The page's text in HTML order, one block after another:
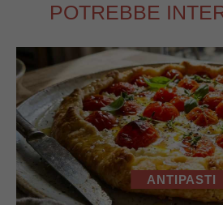
POTREBBE
ANTIPASTI